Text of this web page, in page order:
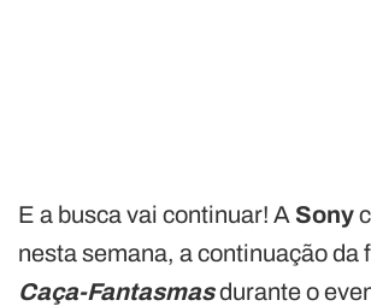
E a busca vai continuar! A Sony
nesta semana, a continuação da
Caça-Fantasmasdurante o